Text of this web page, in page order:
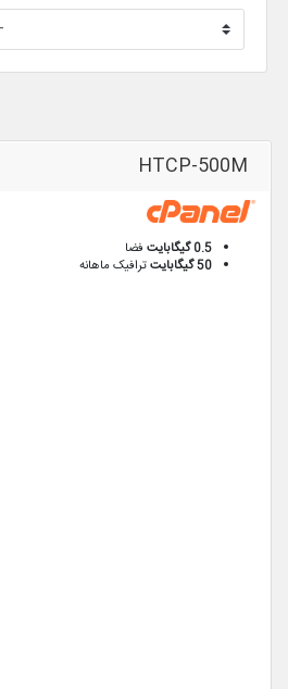
HTCP-500M
0.5 گیگابایت
فضا
50 گیگابایت
ترافیک ماهانه